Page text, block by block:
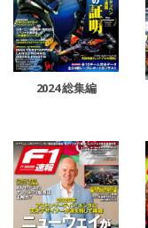
2024 総集編